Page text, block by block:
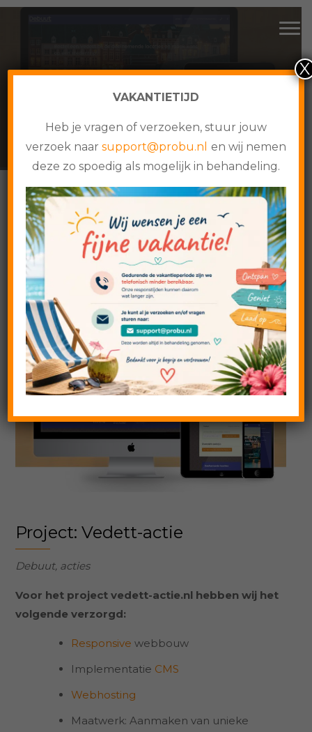
hoofdnavigatie
hoofd
VEDETT ACTIE
Home › Cases › Vedett Actie
Vedett Actie
9 november 2017
Project: Vedett-actie
Debuut, acties
Voor het project vedett-actie.nl hebben wij het
volgende verzorgd:
Responsive webbouw
Implementatie CMS
Webhosting
Maatwerk: Aanmaken van unieke
VAKANTIETIJD
Heb je vragen of verzoeken, stuur jouw
verzoek naarsupport@probu.nl
en wij nemen
deze zo spoedig als mogelijk in behandeling.
X